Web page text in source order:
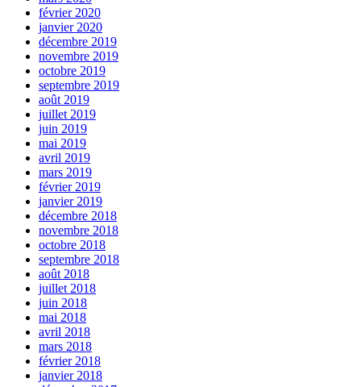
février 2020
janvier 2020
décembre 2019
novembre 2019
octobre 2019
septembre 2019
août 2019
juillet 2019
juin 2019
mai 2019
avril 2019
mars 2019
février 2019
janvier 2019
décembre 2018
novembre 2018
octobre 2018
septembre 2018
août 2018
juillet 2018
juin 2018
mai 2018
avril 2018
mars 2018
février 2018
janvier 2018